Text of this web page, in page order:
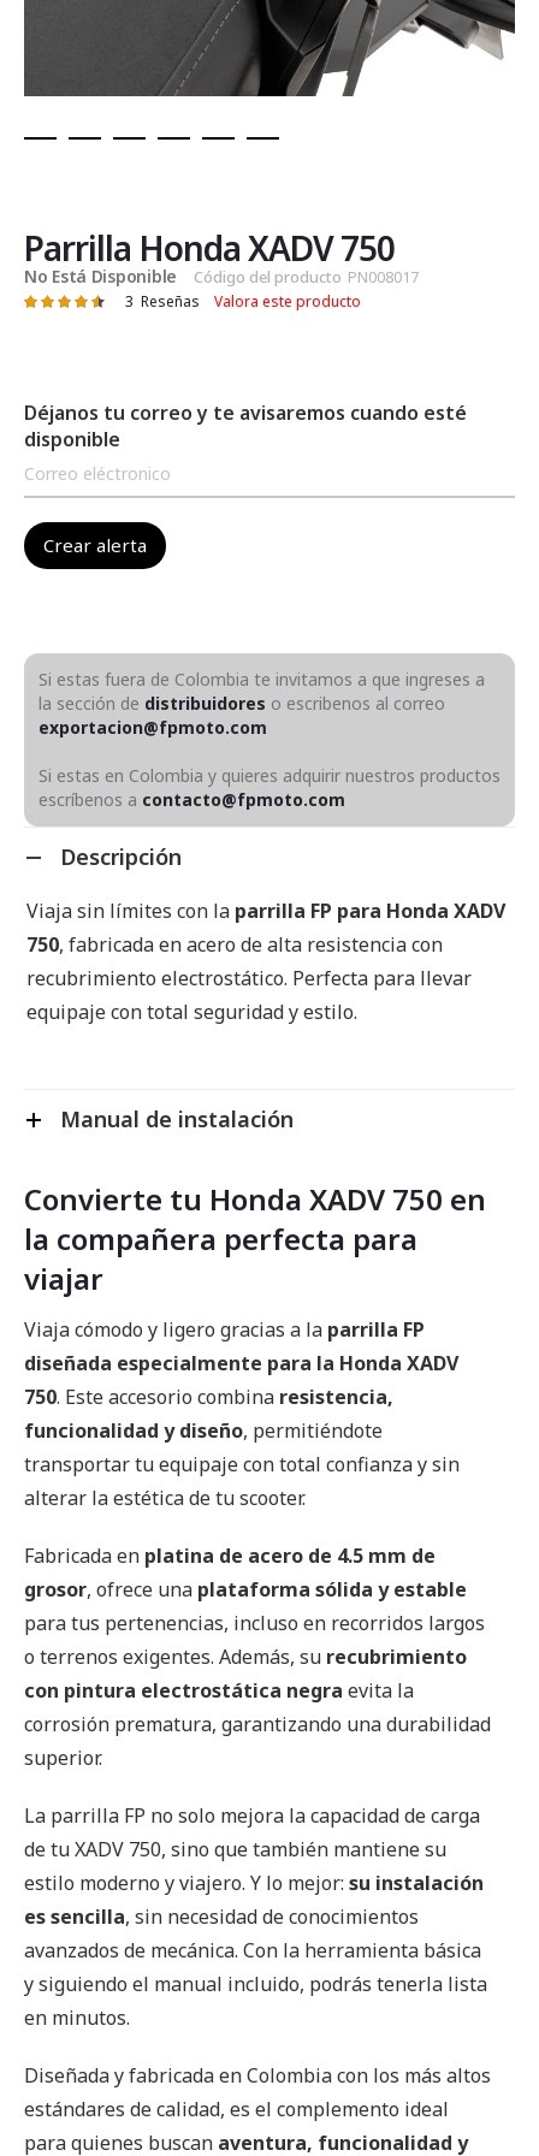
de
la
galería
de
Parrilla Honda XADV 750
No Está Disponible Código del producto PN008017
Valoración: 3 Reseñas Valora este producto
Déjanos tu correo y te avisaremos cuando esté
disponible
Si estas fuera de Colombia te invitamos a que ingreses a
la sección de distribuidores o escribenos al correo
exportacion@fpmoto.com
Si estas en Colombia y quieres adquirir nuestros productos
escríbenos a contacto@fpmoto.com
Descripción
Viaja sin límites con la parrilla FP para Honda XADV
750, fabricada en acero de alta resistencia con
recubrimiento electrostático. Perfecta para llevar
equipaje con total seguridad y estilo.
Manual de instalación
Convierte tu Honda XADV 750 en
la compañera perfecta para
viajar
Viaja cómodo y ligero gracias a la parrilla FP
diseñada especialmente para la Honda XADV
750. Este accesorio combina resistencia,
funcionalidad y diseño, permitiéndote
transportar tu equipaje con total confianza y sin
alterar la estética de tu scooter.
Fabricada en platina de acero de 4.5 mm de
grosor, ofrece una plataforma sólida y estable
para tus pertenencias, incluso en recorridos largos
o terrenos exigentes. Además, su recubrimiento
con pintura electrostática negra evita la
corrosión prematura, garantizando una durabilidad
superior.
La parrilla FP no solo mejora la capacidad de carga
de tu XADV 750, sino que también mantiene su
estilo moderno y viajero. Y lo mejor: su instalación
es sencilla, sin necesidad de conocimientos
avanzados de mecánica. Con la herramienta básica
y siguiendo el manual incluido, podrás tenerla lista
en minutos.
Diseñada y fabricada en Colombia con los más altos
estándares de calidad, es el complemento ideal
para quienes buscan aventura, funcionalidad y